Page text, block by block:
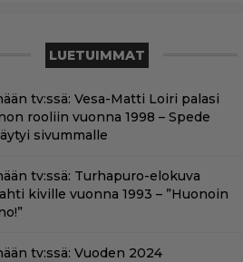
LUETUIMMAT
tv:ssä: Vesa-Matti Loiri palasi
rooliin vuonna 1998 – Spede
sivummalle
tv:ssä: Turhapuro-elokuva
kiville vuonna 1993 – ”Huonoin
tv:ssä: Vuoden 2024